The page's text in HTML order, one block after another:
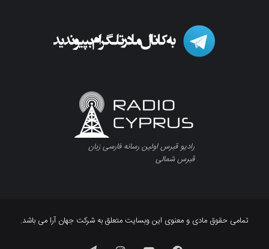
رادیو قبرس اولین رسانه فارسی زبان
قبرس شمالی
تمامی حقوق مادی و معنوی این وبسایت متعلق به شرکت جهان آرا می باشد.